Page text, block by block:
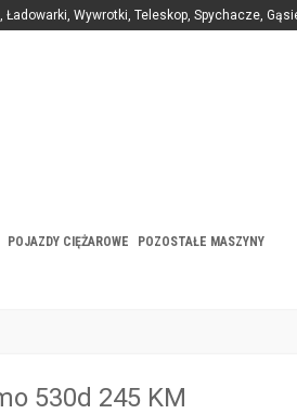
Ładowarki, Wywrotki, Teleskop, Spychacze,
POJAZDY CIĘŻAROWE POZOSTAŁE MASZYNY
530d 245 KM